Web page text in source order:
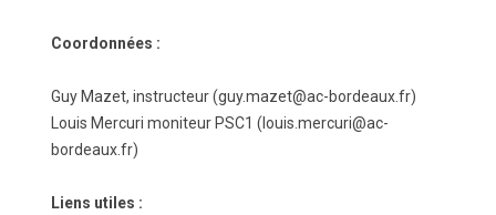
Coordonnées :
Guy Mazet, instructeur (guy.mazet@ac-bordeaux.fr)
Louis Mercuri moniteur PSC1 (louis.mercuri@ac-
bordeaux.fr)
Liens utiles :